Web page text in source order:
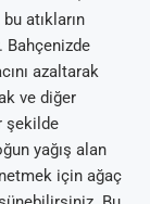
atıkların
Bahçenizde
azaltarak
ve diğer
şekilde
yağış alan
için ağaç